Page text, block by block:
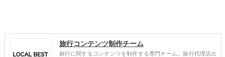
旅行コンテンツ制作チーム
旅行に関するコンテンツを制作する専門チーム。旅行代理店出